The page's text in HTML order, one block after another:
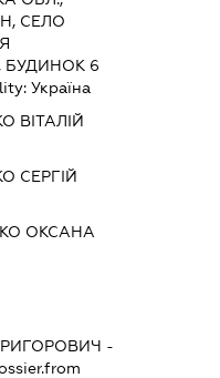
СЕЛО
БУДИНОК 6
Україна
ВІТАЛІЙ
СЕРГІЙ
ОКСАНА
-